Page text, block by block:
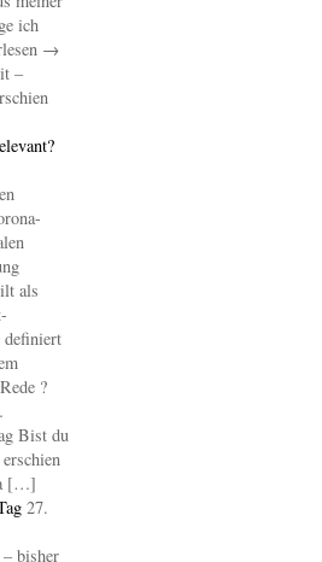
ich
→
–
als
definiert
?
Bist du
[…]
27.
bisher